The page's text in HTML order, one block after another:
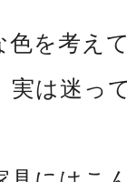
色を考え
は迷っ